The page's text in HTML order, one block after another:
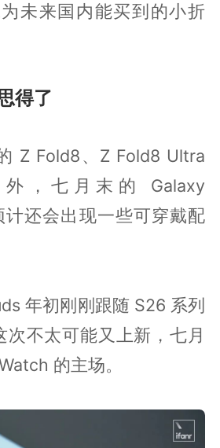
未来国内能买到的小折
得了
Z Fold8、Z Fold8 Ultra
，七月末的 Galaxy
计还会出现一些可穿戴配
年初刚刚跟随 S26 系列
次不太可能又上新，七月
的主场。